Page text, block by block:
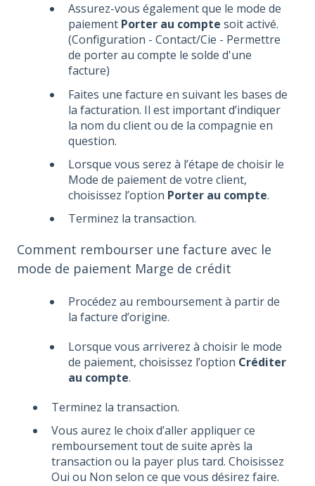
Assurez-vous également que le mode de
paiement Porter au compte soit activé.
(Configuration - Contact/Cie - Permettre
de porter au compte le solde d'une
facture)
Faites une facture en suivant les bases de
la facturation. Il est important d’indiquer
la nom du client ou de la compagnie en
question.
Lorsque vous serez à l’étape de choisir le
Mode de paiement de votre client,
choisissez l’option Porter au compte.
Terminez la transaction.
Comment rembourser une facture avec le
mode de paiement Marge de crédit
Procédez au remboursement à partir de
la facture d’origine.
Lorsque vous arriverez à choisir le mode
de paiement, choisissez l’option Créditer
au compte.
Terminez la transaction.
Vous aurez le choix d’aller appliquer ce
remboursement tout de suite après la
transaction ou la payer plus tard. Choisissez
Oui ou Non selon ce que vous désirez faire.